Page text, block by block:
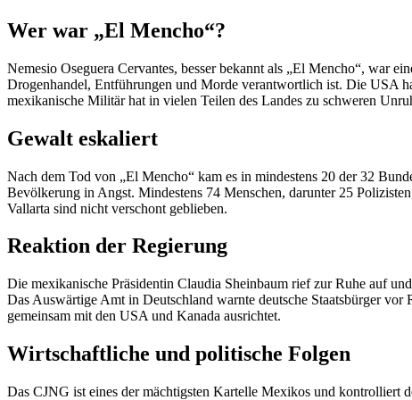
Wer war „El Mencho“?
Nemesio Oseguera Cervantes, besser bekannt als „El Mencho“, war
Drogenhandel, Entführungen und Morde verantwortlich ist. Die USA
mexikanische Militär hat in vielen Teilen des Landes zu schweren
Gewalt eskaliert
Nach dem Tod von „El Mencho“ kam es in mindestens 20 der 32
Bevölkerung in Angst. Mindestens 74 Menschen, darunter 25
Vallarta sind nicht verschont geblieben.
Reaktion der Regierung
Die mexikanische Präsidentin Claudia Sheinbaum rief zur Ruhe auf
Das Auswärtige Amt in Deutschland warnte deutsche Staatsbürger
gemeinsam mit den USA und Kanada ausrichtet.
Wirtschaftliche und politische Folgen
Das CJNG ist eines der mächtigsten Kartelle Mexikos und